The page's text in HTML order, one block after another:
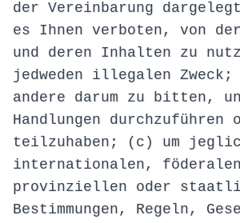
der Vereinbarung
es Ihnen verboten, von
und deren Inhalten zu
jedweden illegalen Zweck;
andere darum zu bitten,
Handlungen durchzuführen
teilzuhaben; (c) um
internationalen,
provinziellen oder
Bestimmungen, Regeln,